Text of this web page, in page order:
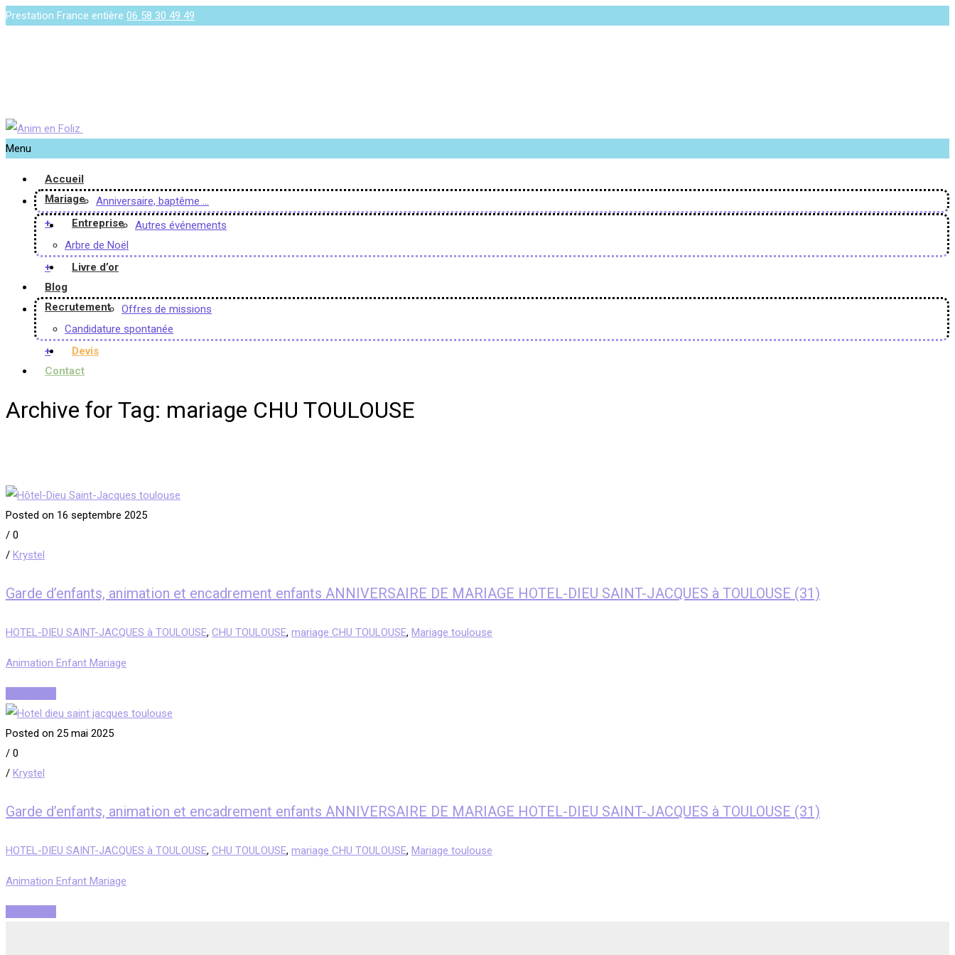
Prestation France entière 06 58 30 49 49
Menu
Accueil
Mariage
Anniversaire, baptême …
+
Entreprise
Autres événements
Arbre de Noël
+
Livre d’or
Blog
Recrutement
Offres de missions
Candidature spontanée
+
Devis
Contact
Archive for Tag: mariage CHU TOULOUSE
Posted on 16 septembre 2025
/ 0
/ Krystel
Garde d’enfants, animation et encadrement enfants ANNIVERSAIRE DE MARIAGE HOTEL-DIEU SAINT-JACQUES à TOULOUSE (31)
HOTEL-DIEU SAINT-JACQUES à TOULOUSE, CHU TOULOUSE, mariage CHU TOULOUSE, Mariage toulouse
Animation Enfant Mariage
Posted on 25 mai 2025
/ 0
/ Krystel
Garde d’enfants, animation et encadrement enfants ANNIVERSAIRE DE MARIAGE HOTEL-DIEU SAINT-JACQUES à TOULOUSE (31)
HOTEL-DIEU SAINT-JACQUES à TOULOUSE, CHU TOULOUSE, mariage CHU TOULOUSE, Mariage toulouse
Animation Enfant Mariage